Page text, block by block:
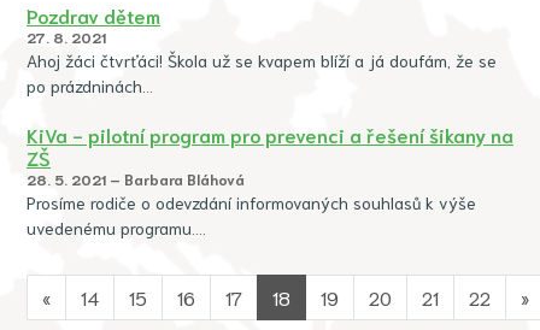
Pozdrav dětem
27. 8. 2021
Ahoj žáci čtvrťáci! Škola už se kvapem blíží a já doufám, že se
po prázdninách…
KiVa - pilotní program pro prevenci a řešení šikany na
ZŠ
28. 5. 2021 – Barbara Bláhová
Prosíme rodiče o odevzdání informovaných souhlasů k výše
uvedenému programu.…
« 14 15 16 17 18 19 20 21 22 »